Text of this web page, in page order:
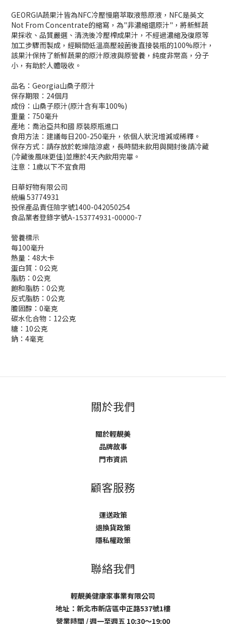
GEORGIA蔬果汁皆為NFC冷壓慢磨萃取液態原液，NFC是英文
Not From Concentrate的縮寫，為"非濃縮還原汁"，將新鮮蔬
果採收、品質嚴選、清洗後冷壓榨成果汁，不經過濃縮及復原等
加工步驟而製成，經瞬間低溫高壓殺菌後直接裝瓶的100%原汁，
該果汁保持了新鮮蔬果的原汁原液與原營養，純度非常高，分子
小，有助於人體吸收。
品名：Georgia山桑子原汁
保存期限：24個月
成份：山桑子原汁(原汁含有率100%)
重量：750毫升
產地：喬治亞共和國 原裝原瓶進口
食用方法：建議每日200-250毫升，依個人狀況增減或稀釋。
保存方式：請存放於乾燥陰涼處，長時間未飲用與開封後請冷藏
(冷藏後風味更佳)並應於4天內飲用完畢。
注意：1歲以下不宜食用
日華好物有限公司
統編 53774931
投保產品責任險字號1400-042050254
食品業者登錄字號A-153774931-00000-7
營養標示
每100毫升
熱量：48大卡
蛋白質：0公克
脂肪：0公克
飽和脂肪：0公克
反式脂肪：0公克
膽固醇：0毫克
碳水化合物：12公克
糖：10公克
鈉：4毫克
關於我們
關於輕靚美
品牌故事
門市資訊
顧客服務
運送政策
退換貨政策
隱私權政策
聯絡我們
輕靚美健康家事業有限公司
地址：新北市新店區中正路537號1樓
營業時間 / 週一至週五 10:30～19:00